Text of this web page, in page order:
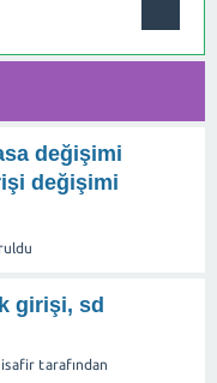
değişimi
değişimi
girişi, sd
tarafından